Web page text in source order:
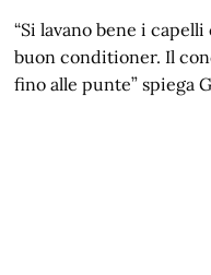
“Si lavano bene i
buon conditioner. Il
fino alle punte” spiega